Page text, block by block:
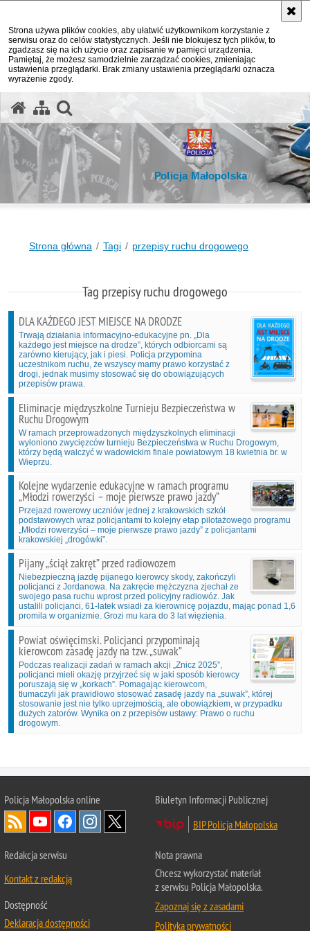
Strona używa plików cookies, aby ułatwić użytkownikom korzystanie z
serwisu oraz do celów statystycznych. Jeśli nie blokujesz tych plików, to
zgadzasz się na ich użycie oraz zapisanie w pamięci urządzenia.
Pamiętaj, że możesz samodzielnie zarządzać cookies, zmieniając
ustawienia przeglądarki. Brak zmiany ustawienia przeglądarki oznacza
wyrażenie zgody.
Policja Małopolska
Strona główna Tagi przepisy ruchu drogowego
Tag przepisy ruchu drogowego
DLA KAŻDEGO JEST MIEJSCE NA DRODZE
Trwają działania informacyjno-edukacyjne pn. „Dla
każdego jest miejsce na drodze”, których odbiorcami są
zarówno kierujący, jak i piesi. Policja przypomina
uczestnikom ruchu, że wszyscy mamy prawo korzystać z
drogi, jednak musimy stosować się do obowiązujących
przepisów prawa.
Eliminacje międzyszkolne Turnieju Bezpieczeństwa w
Ruchu Drogowym
W ramach przeprowadzonych międzyszkolnych eliminacji
wyłoniono zwycięzców turnieju Bezpieczeństwa w Ruchu Drogowym,
którzy będą walczyć w wadowickim finale powiatowym 18 kwietnia br. w
Wieprzu.
Kolejne wydarzenie edukacyjne w ramach programu
„Młodzi rowerzyści – moje pierwsze prawo jazdy”
Przejazd rowerowy uczniów jednej z krakowskich szkół
podstawowych wraz policjantami to kolejny etap pilotażowego programu
„Młodzi rowerzyści – moje pierwsze prawo jazdy” z policjantami
krakowskiej „drogówki”.
Pijany „ściął zakręt” przed radiowozem
Niebezpieczną jazdę pijanego kierowcy skody, zakończyli
policjanci z Jordanowa. Na zakręcie mężczyzna zjechał ze
swojego pasa ruchu wprost przed policyjny radiowóz. Jak
ustalili policjanci, 61-latek wsiadł za kierownicę pojazdu, mając ponad 1,6
promila w organizmie. Grozi mu kara do 3 lat więzienia.
Powiat oświęcimski. Policjanci przypominają
kierowcom zasadę jazdy na tzw. „suwak”
Podczas realizacji zadań w ramach akcji „Znicz 2025”,
policjanci mieli okazję przyjrzeć się w jaki sposób kierowcy
poruszają się w „korkach”. Pomagając kierowcom,
tłumaczyli jak prawidłowo stosować zasadę jazdy na „suwak”, której
stosowanie jest nie tylko uprzejmością, ale obowiązkiem, w przypadku
dużych zatorów. Wynika on z przepisów ustawy: Prawo o ruchu
drogowym.
Policja Małopolska online
Biuletyn Informacji Publicznej
BIP Policja Małopolska
Redakcja serwisu
Kontakt z redakcją
Dostępność
Deklaracja dostępności
Nota prawna
Chcesz wykorzystać materiał
z serwisu Policja Małopolska.
Zapoznaj się z zasadami
Polityka prywatności